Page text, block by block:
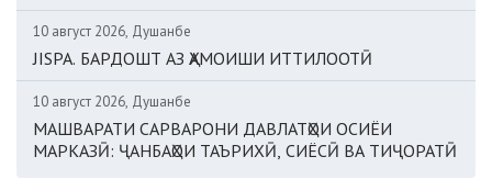
10 август 2026, Душанбе
JISPA. БАРДОШТ АЗ ҲАМОИШИ ИТТИЛООТӢ
10 август 2026, Душанбе
МАШВАРАТИ САРВАРОНИ ДАВЛАТҲОИ ОСИЁИ
МАРКАЗӢ: ҶАНБАҲОИ ТАЪРИХӢ, СИЁСӢ ВА ТИҶОРАТӢ